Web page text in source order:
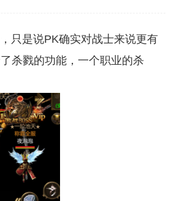
只是说PK确实对战士来说更有
杀戮的功能，一个职业的杀